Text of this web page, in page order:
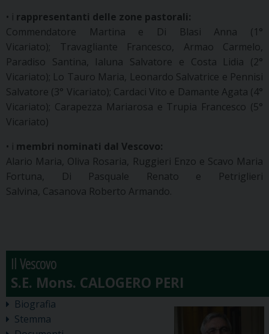
• i rappresentanti delle zone pastorali:
Commendatore Martina e Di Blasi Anna (1°
Vicariato); Travagliante Francesco, Armao Carmelo,
Paradiso Santina, Ialuna Salvatore e Costa Lidia (2°
Vicariato); Lo Tauro Maria, Leonardo Salvatrice e Pennisi
Salvatore (3° Vicariato); Cardaci Vito e Damante Agata (4°
Vicariato); Carapezza Mariarosa e Trupia Francesco (5°
Vicariato)
• i membri nominati dal Vescovo:
Alario Maria, Oliva Rosaria, Ruggieri Enzo e Scavo Maria
Fortuna, Di Pasquale Renato e Petriglieri
Salvina, Casanova Roberto Armando.
Il Vescovo
Biografia
Stemma